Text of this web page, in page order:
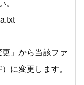
」から当該ファ
に変更します。